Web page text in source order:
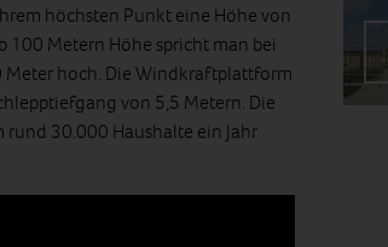
höchsten Punkt eine Höhe von
100 Metern Höhe spricht man bei
Meter hoch. Die Windkraftplattform
von 5,5 Metern. Die
30.000 Haushalte ein Jahr